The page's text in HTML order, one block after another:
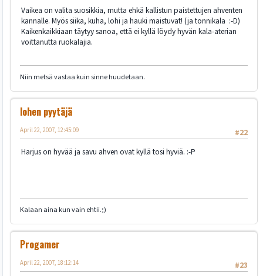
Vaikea on valita suosikkia, mutta ehkä kallistun paistettujen ahventen
kannalle. Myös siika, kuha, lohi ja hauki maistuvat! (ja tonnikala :-D)
Kaikenkaikkiaan täytyy sanoa, että ei kyllä löydy hyvän kala-aterian
voittanutta ruokalajia.
Niin metsä vastaa kuin sinne huudetaan.
lohen pyytäjä
#22
April 22, 2007, 12:45:09
Harjus on hyvää ja savu ahven ovat kyllä tosi hyviä. :-P
Kalaan aina kun vain ehtii.;)
Progamer
#23
April 22, 2007, 18:12:14